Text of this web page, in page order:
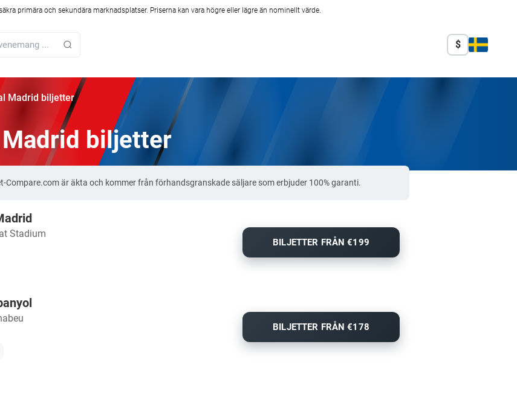
primära och sekundära marknadsplatser. Priserna kan vara högre eller lägre än nominellt värde.
$
Madrid biljetter
Madrid biljetter
Compare.com är äkta och kommer från förhandsgranskade säljare som erbjuder 100% garanti.
Stadium
BILJETTER FRÅN €199
BILJETTER FRÅN €178